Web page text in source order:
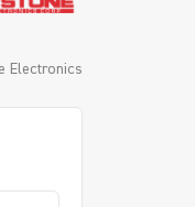
Electronics